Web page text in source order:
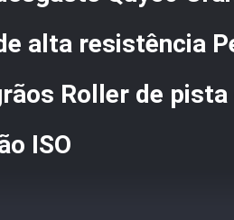
alta resistência
Roller de pista
ISO